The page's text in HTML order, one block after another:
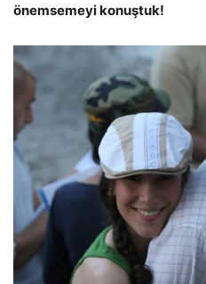
önemsemeyi konuştuk!